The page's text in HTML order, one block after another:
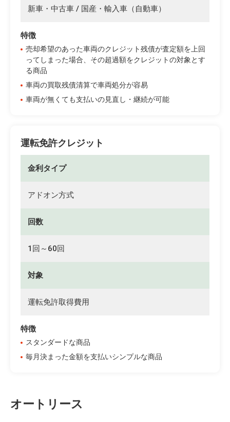
新車・中古車 / 国産・輸入車（自動車）
特徴
売却希望のあった車両のクレジット残債が査定額を上回
ってしまった場合、その超過額をクレジットの対象とす
る商品
車両の買取残債清算で車両処分が容易
車両が無くても支払いの見直し・継続が可能
運転免許クレジット
金利タイプ
アドオン方式
回数
1回～60回
対象
運転免許取得費用
特徴
スタンダードな商品
毎月決まった金額を支払いシンプルな商品
オートリース